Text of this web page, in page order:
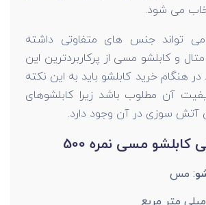
می شود.
می تواند جنس های متفاوتی داشته
و کابلشو مسی از پرکاربردترین این
هنگام خرید کابلشو باید به این نکته
آن مطلوب باشد زیرا کابلشوهای
آتش سوزی در آن وجود دارد.
مسی نمره 500
: مس